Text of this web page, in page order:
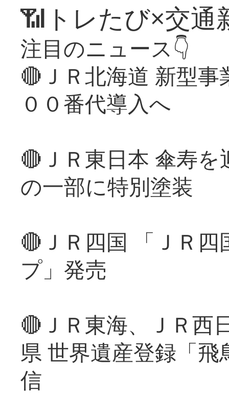
📶トレたび×交通
注目のニュース👇
🔴ＪＲ北海道 新型
００番代導入へ
🔴ＪＲ東日本 傘寿
の一部に特別塗装
🔴ＪＲ四国 「ＪＲ
プ」発売
🔴ＪＲ東海、ＪＲ西
県 世界遺産登録「
信